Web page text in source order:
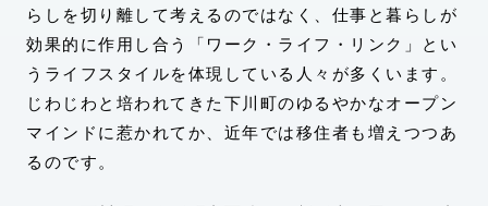
らしを切り離して考えるのではなく、仕事と暮らしが
効果的に作用し合う「ワーク・ライフ・リンク」とい
うライフスタイルを体現している人々が多くいます。
じわじわと培われてきた下川町のゆるやかなオープン
マインドに惹かれてか、近年では移住者も増えつつあ
るのです。